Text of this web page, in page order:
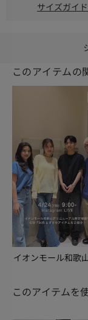
サイズガイ
このアイテムの
イオンモール和歌
このアイテムを